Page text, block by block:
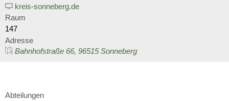
Infrastruktur und Verkehr
Weitere ehrenamtliche
kreis-sonneberg.de
Raum
147
Adresse
Bahnhofstraße 66, 96515 Sonneberg
Abteilungen